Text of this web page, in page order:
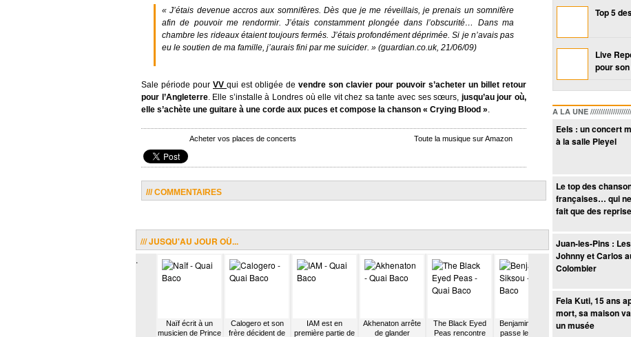
« J’étais devenue accros aux somnifères. Dès que je me réveillais, je prenais un somnifère
afin de pouvoir me rendormir. J’étais constamment plongée dans l’obscurité… Dans ma
chambre les rideaux étaient toujours fermés. J’étais profondément déprimée. Si je n’avais pas
eu le soutien de ma famille, j’aurais fini par me suicider. » (guardian.co.uk, 21/06/09)
Sale période pour VV qui est obligée de vendre son clavier pour pouvoir s’acheter un billet retour
pour l’Angleterre. Elle s’installe à Londres où elle vit chez sa tante avec ses sœurs, jusqu’au jour où,
elle s’achète une guitare à une corde aux puces et compose la chanson « Crying Blood ».
Acheter vos places de concerts Toute la musique sur Amazon
/// COMMENTAIRES
/// JUSQU'AU JOUR OÙ...
.
Naïf écrit à un
musicien de Prince
Calogero et son
frère décident de
IAM est en
première partie de
Akhenaton arrête
de glander
The Black Eyed
Peas rencontre
Benjamin Siksou
passe le casting
Asa rencontre son
Top 5
Live
pour
A LA UNE
Eels : un concert
à la salle Pleyel
Le top des
françaises… qui
fait que des
Juan-les-Pins :
Johnny et Carlos
Colombier
Fela Kuti, 15 ans
mort, sa maison
un musée